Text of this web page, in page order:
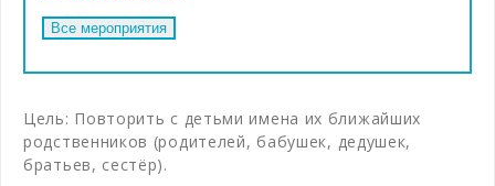
Цель: Повторить с детьми имена их ближайших
родственников (родителей, бабушек, дедушек,
братьев, сестёр).